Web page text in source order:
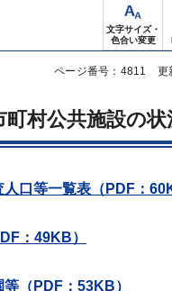
文字サイズ・
色合い変更
ページ番号：4811 更
町村公共施設の状
人口等一覧表（PDF：
：49KB）
（PDF：53KB）